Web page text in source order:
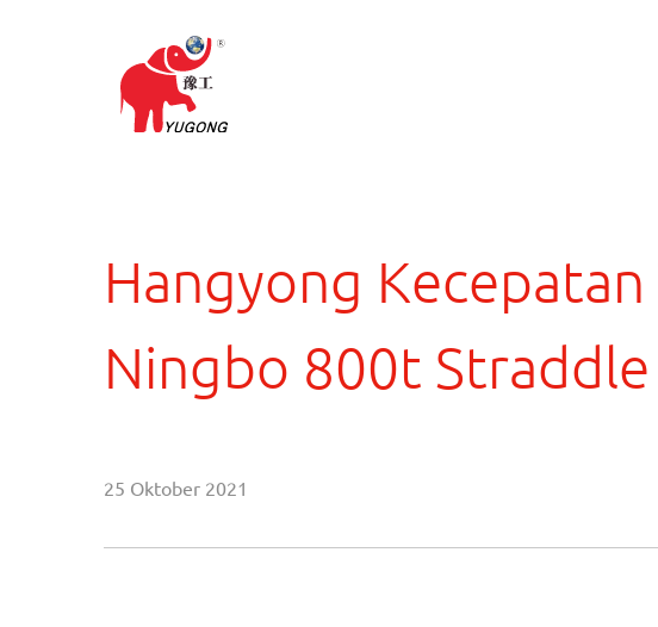
Hangyong
Ningbo 800t
25 Oktober 2021